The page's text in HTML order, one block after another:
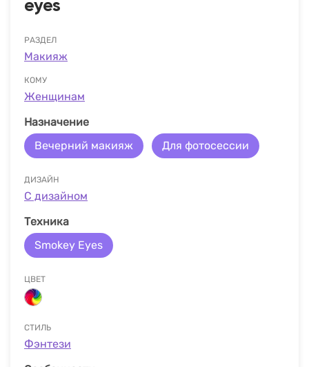
eyes
РАЗДЕЛ
Макияж
КОМУ
Женщинам
Назначение
Вечерний макияж
Для фотосессии
ДИЗАЙН
С дизайном
Техника
Smokey Eyes
ЦВЕТ
СТИЛЬ
Фэнтези